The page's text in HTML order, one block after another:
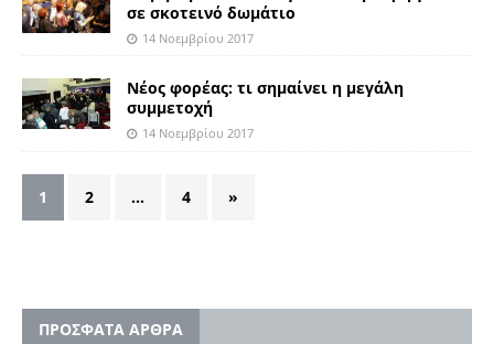
σε σκοτεινό δωμάτιο
14 Νοεμβρίου 2017
Νέος φορέας: τι σημαίνει η μεγάλη
συμμετοχή
14 Νοεμβρίου 2017
1 2 … 4 »
ΠΡΟΣΦΑΤΑ ΑΡΘΡΑ